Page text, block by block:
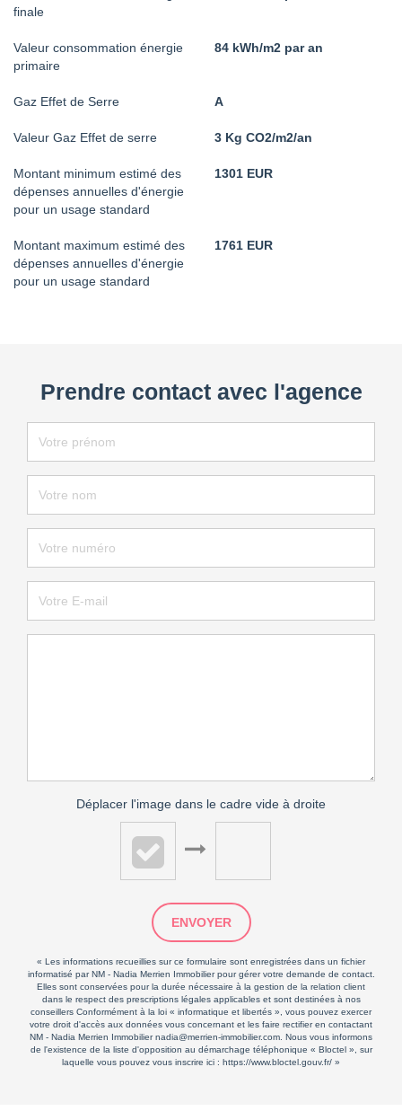
finale
Valeur consommation énergie
primaire
84 kWh/m2 par an
Gaz Effet de Serre A
Valeur Gaz Effet de serre 3 Kg CO2/m2/an
Montant minimum estimé des
dépenses annuelles d'énergie
pour un usage standard
1301 EUR
Montant maximum estimé des
dépenses annuelles d'énergie
pour un usage standard
1761 EUR
Prendre contact avec l'agence
Déplacer l'image dans le cadre vide à droite
ENVOYER
« Les informations recueillies sur ce formulaire sont enregistrées dans un fichier
informatisé par NM - Nadia Merrien Immobilier pour gérer votre demande de contact.
Elles sont conservées pour la durée nécessaire à la gestion de la relation client
dans le respect des prescriptions légales applicables et sont destinées à nos
conseillers Conformément à la loi « informatique et libertés », vous pouvez exercer
votre droit d'accès aux données vous concernant et les faire rectifier en contactant
NM - Nadia Merrien Immobilier nadia@merrien-immobilier.com. Nous vous informons
de l'existence de la liste d'opposition au démarchage téléphonique « Bloctel », sur
laquelle vous pouvez vous inscrire ici : https://www.bloctel.gouv.fr/ »